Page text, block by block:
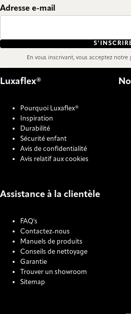
Adresse e-mail
En vous inscrivant, vous acceptez notre
Luxaflex®
Pourquoi Luxaflex®
Inspiration
Durabilité
Sécurité enfant
Avis de confidentialité
Avis relatif aux cookies
Assistance à la clientèle
FAQ's
Contactez-nous
Manuels de produits
Conseils de nettoyage
Garantie
Trouver un showroom
Sitemap